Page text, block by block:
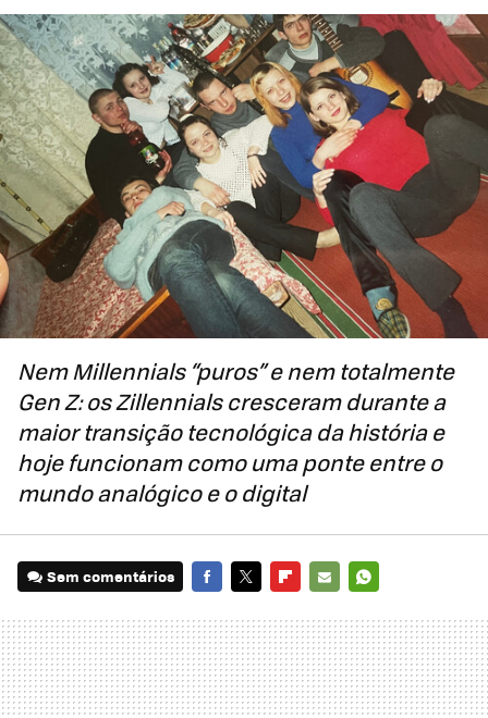
Nem Millennials “puros” e nem totalmente
Gen Z: os Zillennials cresceram durante a
maior transição tecnológica da história e
hoje funcionam como uma ponte entre o
mundo analógico e o digital
Sem comentários
MAIL